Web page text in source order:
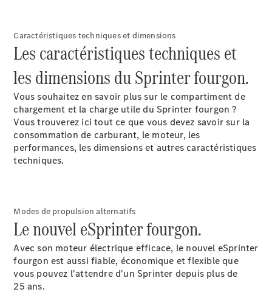
Tous les
Monospaces
Marco Polo
de Classe V
Marco Polo
HORIZON
Marco Polo
de Classe V
Benz Store
Classe V
Caractéristiques techniques et dimensions
Les caractéristiques techniques et
les dimensions du Sprinter fourgon.
Vous souhaitez en savoir plus sur le compartiment de
chargement et la charge utile du Sprinter fourgon ?
Vous trouverez ici tout ce que vous devez savoir sur la
consommation de carburant, le moteur, les
performances, les dimensions et autres caractéristiques
techniques.
Modes de propulsion alternatifs
Le nouvel eSprinter fourgon.
Avec son moteur électrique efficace, le nouvel eSprinter
fourgon est aussi fiable, économique et flexible que
vous pouvez l'attendre d'un Sprinter depuis plus de
25 ans.